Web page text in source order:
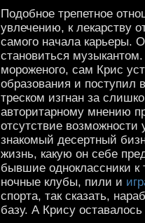
Подобное трепетное
увлечению, к лекарству
самого начала карьеры.
становиться
мороженого, сам Крис
образования и поступил
треском изгнан за
авторитарному мнению
отсутствие
знакомый десертный
жизнь, какую он себе
бывшие одноклассники
ночные клубы, пили и
спорта, так сказать,
базу. А Крису